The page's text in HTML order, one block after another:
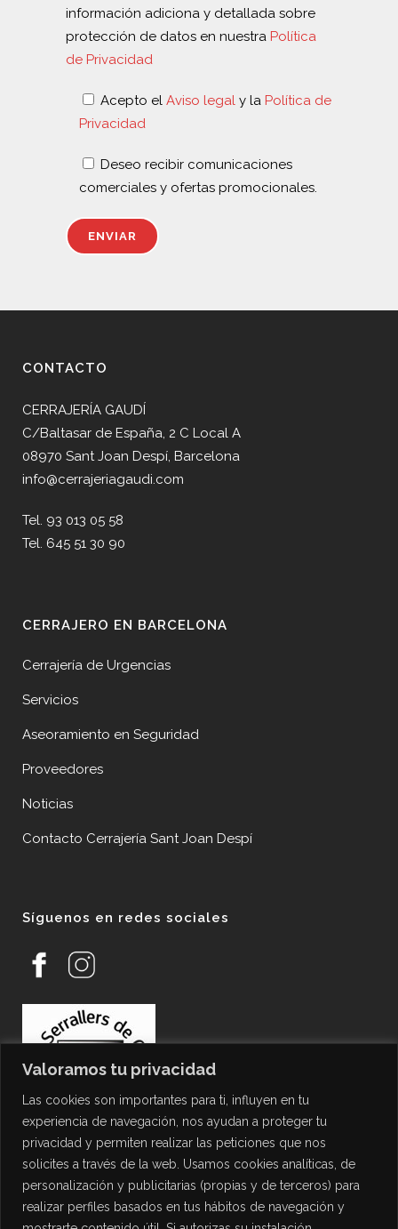
Valoramos tu privacidad
Las cookies son importantes para ti, influyen en tu
experiencia de navegación, nos ayudan a proteger tu
privacidad y permiten realizar las peticiones que nos
solicites a través de la web. Usamos cookies analíticas, de
personalización y publicitarias (propias y de terceros) para
realizar perfiles basados en tus hábitos de navegación y
información adiciona y detallada sobre
protección de datos en nuestra Política
de Privacidad
Acepto el Aviso legal y la Política de
Privacidad
Deseo recibir comunicaciones
comerciales y ofertas promocionales.
CONTACTO
CERRAJERÍA GAUDÍ
C/Baltasar de España, 2 C Local A
08970 Sant Joan Despí, Barcelona
info@cerrajeriagaudi.com
Tel. 93 013 05 58
Tel. 645 51 30 90
CERRAJERO EN BARCELONA
Cerrajería de Urgencias
Servicios
Aseoramiento en Seguridad
Proveedores
Noticias
Contacto Cerrajería Sant Joan Despí
Síguenos en redes sociales
PROTECCIÓN DE DATOS